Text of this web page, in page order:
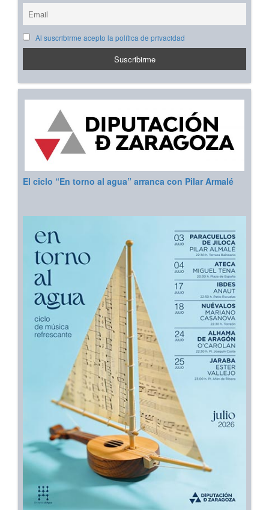
Al suscribirme acepto la política de privacidad
El ciclo “En torno al agua” arranca con Pilar Armalé